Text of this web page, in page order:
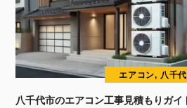
エアコン, 八千
八千代市のエアコン工事見積もりガ